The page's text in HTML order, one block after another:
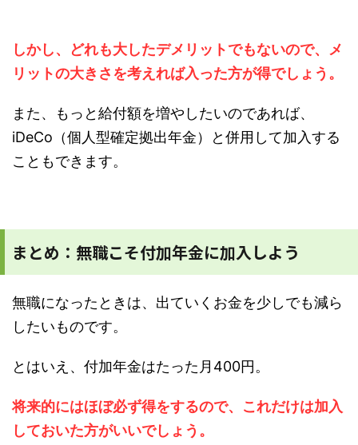
しかし、どれも大したデメリットでもないので、メ
リットの大きさを考えれば入った方が得でしょう。
また、もっと給付額を増やしたいのであれば、
iDeCo（個人型確定拠出年金）と併用して加入する
こともできます。
まとめ：無職こそ付加年金に加入しよう
無職になったときは、出ていくお金を少しでも減ら
したいものです。
とはいえ、付加年金はたった月400円。
将来的にはほぼ必ず得をするので、これだけは加入
しておいた方がいいでしょう。